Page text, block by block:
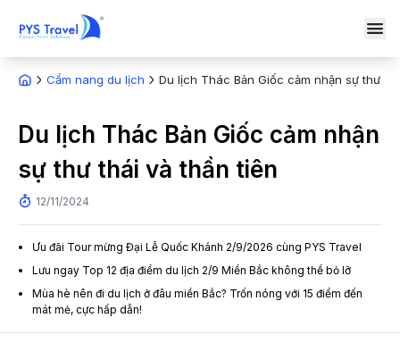
Cẩm nang du lịch Du lịch Thác Bản Giốc cảm nhận sự thư
Du lịch Thác Bản Giốc cảm nhận
sự thư thái và thần tiên
12/11/2024
Ưu đãi Tour mừng Đại Lễ Quốc Khánh 2/9/2026 cùng PYS Travel
Lưu ngay Top 12 địa điểm du lịch 2/9 Miền Bắc không thể bỏ lỡ
Mùa hè nên đi du lịch ở đâu miền Bắc? Trốn nóng với 15 điểm đến
mát mẻ, cực hấp dẫn!